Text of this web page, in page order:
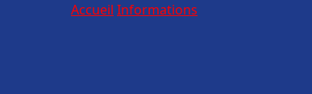
Accueil Informations